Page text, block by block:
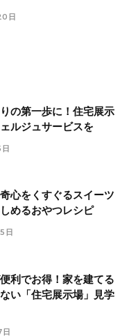
日
の第一歩に！住宅展示
ルジュサービスを
心をくすぐるスイーツ
めるおやつレシピ
日
利でお得！家を建てる
い「住宅展示場」見学